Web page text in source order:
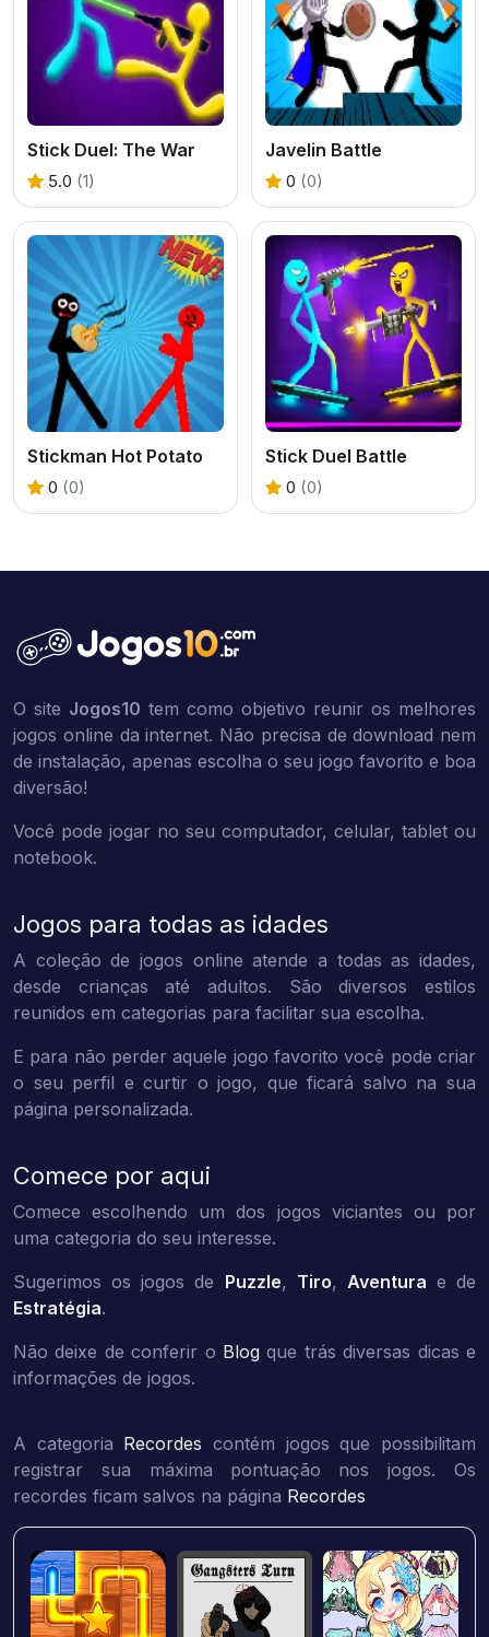
Stick Duel: The War
5.0 (1)
Javelin Battle
0 (0)
Stickman Hot Potato
0 (0)
Stick Duel Battle
0 (0)
O site Jogos10 tem como objetivo reunir os melhores
jogos online da internet. Não precisa de download nem
de instalação, apenas escolha o seu jogo favorito e boa
diversão!
Você pode jogar no seu computador, celular, tablet ou
notebook.
Jogos para todas as idades
A coleção de jogos online atende a todas as idades,
desde crianças até adultos. São diversos estilos
reunidos em categorias para facilitar sua escolha.
E para não perder aquele jogo favorito você pode criar
o seu perfil e curtir o jogo, que ficará salvo na sua
página personalizada.
Comece por aqui
Comece escolhendo um dos jogos viciantes ou por
uma categoria do seu interesse.
Sugerimos os jogos de Puzzle, Tiro, Aventura e de
Estratégia.
Não deixe de conferir o Blog que trás diversas dicas e
informações de jogos.
A categoria Recordes contém jogos que possibilitam
registrar sua máxima pontuação nos jogos. Os
recordes ficam salvos na página Recordes